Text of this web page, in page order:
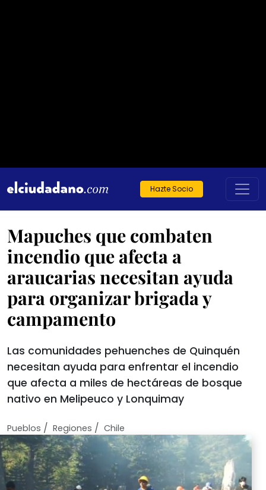
Hazte Socio
Mapuches que combaten
incendio que afecta a
araucarias necesitan ayuda
para organizar brigada y
campamento
Las comunidades pehuenches de Quinquén
necesitan ayuda para enfrentar el incendio
que afecta a miles de hectáreas de bosque
nativo en Melipeuco y Lonquimay
Pueblos / Regiones / Chile